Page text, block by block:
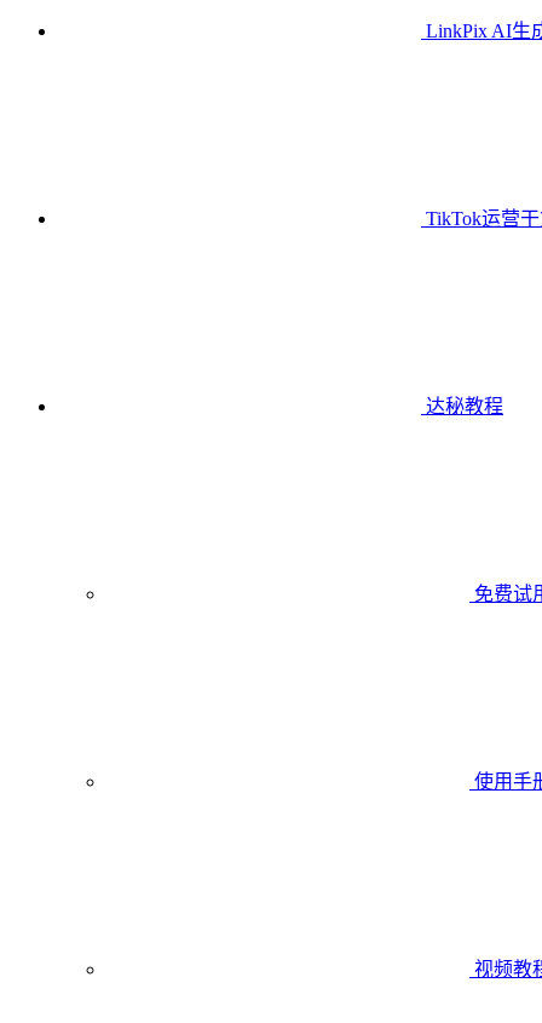
LinkPix AI生
TikTok运营
达秘教程
免费试
使用手
视频教